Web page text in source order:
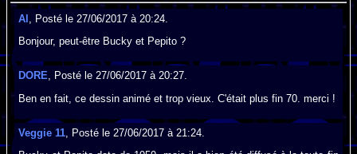
Al , Posté le 27/06/2017 à 20:24.
Bonjour, peut-être Bucky et Pepito ?
DORE, Posté le 27/06/2017 à 20:27.
Ben en fait, ce dessin animé et trop vieux. C'était plus fin 70. merci !
Veggie 11 , Posté le 27/06/2017 à 21:24.